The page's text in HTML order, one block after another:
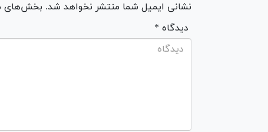
نشانی ایمیل شما منتشر نخواهد شد. بخش‌های
* دیدگاه